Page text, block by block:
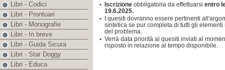
• Iscrizione obbligatoria da effettuarsi entro
19.6.2025.
•
I quesiti dovranno essere pertinenti
sintetica se pur completa di tutti gli
del problema.
• Verrà data priorità ai quesiti inviati al
risposto in relazione al tempo disponibile.
Libri - Codici
Libri - Prontuari
Libri - Monografie
Libri - In breve
Libri - Guida Sicura
Libri - Star Doggy
Libri - Educa